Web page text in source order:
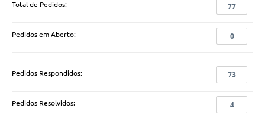
Total de Pedidos: 77
Pedidos em Aberto: 0
Pedidos Respondidos: 73
Pedidos Resolvidos: 4